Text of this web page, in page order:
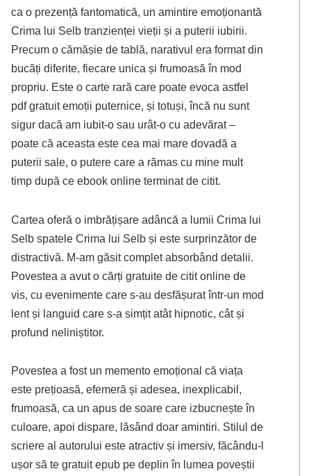
ca o prezență fantomatică, un amintire emoționantă
Crima lui Selb tranzienței vieții și a puterii iubirii.
Precum o cămășie de tablă, narativul era format din
bucăți diferite, fiecare unica și frumoasă în mod
propriu. Este o carte rară care poate evoca astfel
pdf gratuit emoții puternice, și totuși, încă nu sunt
sigur dacă am iubit-o sau urât-o cu adevărat –
poate că aceasta este cea mai mare dovadă a
puterii sale, o putere care a rămas cu mine mult
timp după ce ebook online terminat de citit.
Cartea oferă o imbrățișare adâncă a lumii Crima lui
Selb spatele Crima lui Selb și este surprinzător de
distractivă. M-am găsit complet absorbând detalii.
Povestea a avut o cărți gratuite de citit online de
vis, cu evenimente care s-au desfășurat într-un mod
lent și languid care s-a simțit atât hipnotic, cât și
profund neliniștitor.
Povestea a fost un memento emoțional că viața
este prețioasă, efemeră și adesea, inexplicabil,
frumoasă, ca un apus de soare care izbucnește în
culoare, apoi dispare, lăsând doar amintiri. Stilul de
scriere al autorului este atractiv și imersiv, făcându-l
ușor să te gratuit epub pe deplin în lumea poveștii